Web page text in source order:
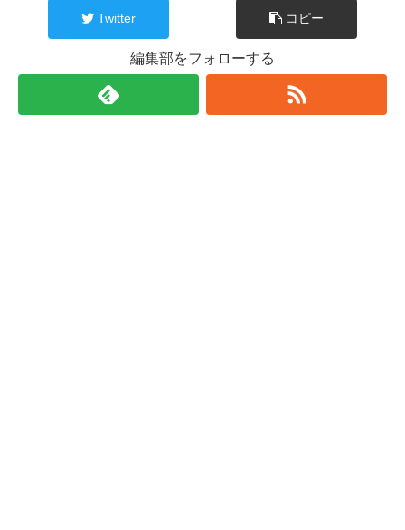
Twitter コピー
編集部をフォローする